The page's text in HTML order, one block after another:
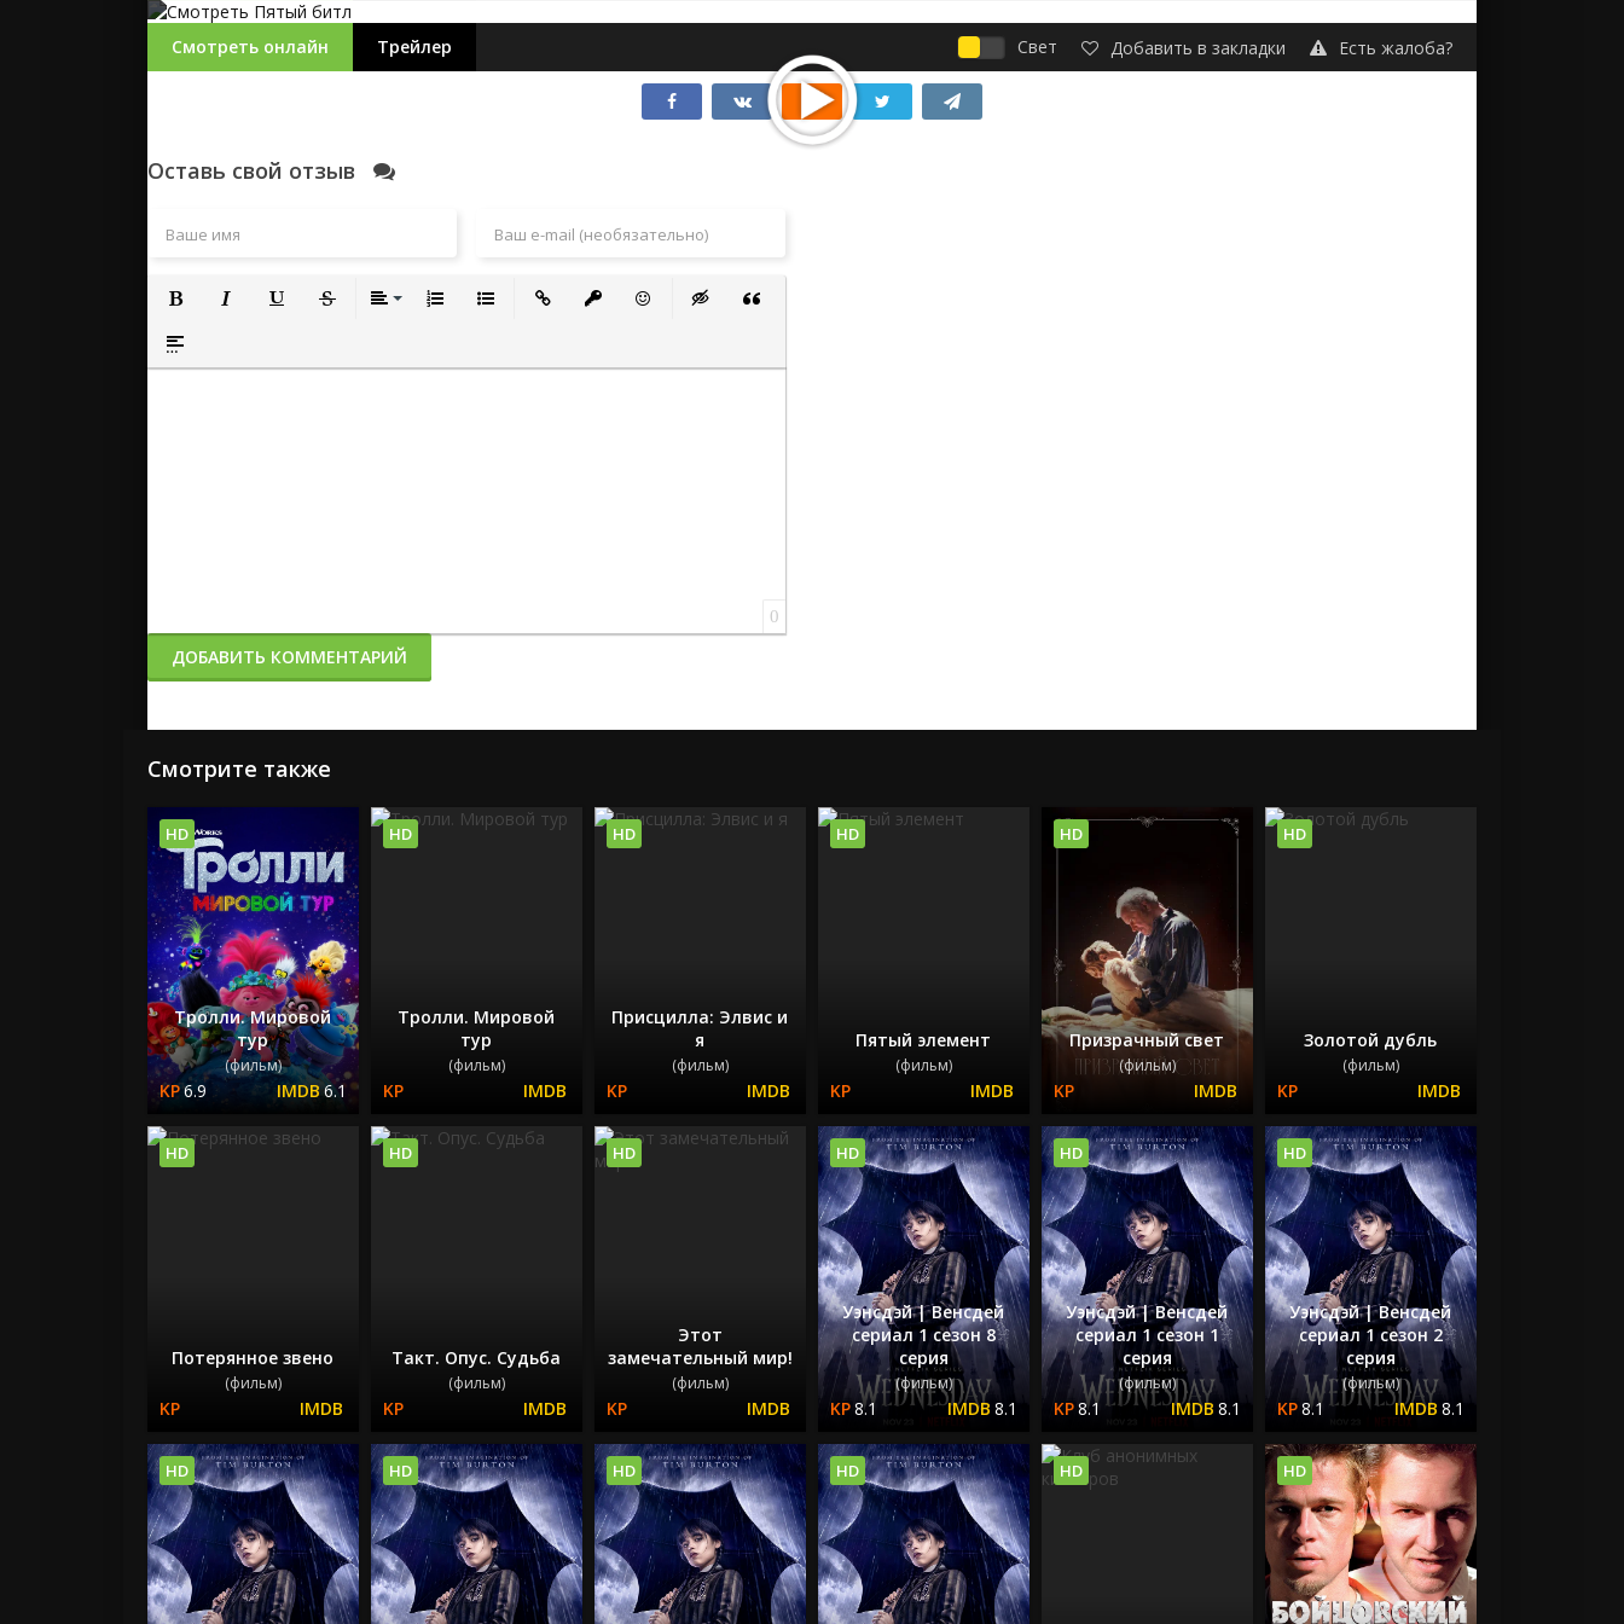
Смотреть онлайн Трейлер Свет Добавить в закладки Есть жалоба?
Оставь свой отзыв
Полужирный
Вставка спойлера
0
ДОБАВИТЬ КОММЕНТАРИЙ
Смотрите также
Тролли. Мировой
тур
(фильм)
6.9 6.1
HD
Тролли. Мировой
тур
(фильм)
HD
Присцилла: Элвис и
я
(фильм)
HD
Пятый элемент
(фильм)
HD
Призрачный свет
(фильм)
HD
Золотой дубль
(фильм)
HD
Потерянное звено
(фильм)
HD
Такт. Опус. Судьба
(фильм)
HD
Этот
замечательный мир!
(фильм)
HD
Уэнсдэй | Венсдей
сериал 1 сезон 8
серия
(фильм)
8.1 8.1
HD
Уэнсдэй | Венсдей
сериал 1 сезон 1
серия
(фильм)
8.1 8.1
HD
Уэнсдэй | Венсдей
сериал 1 сезон 2
серия
(фильм)
8.1 8.1
HD
HD HD HD HD HD HD